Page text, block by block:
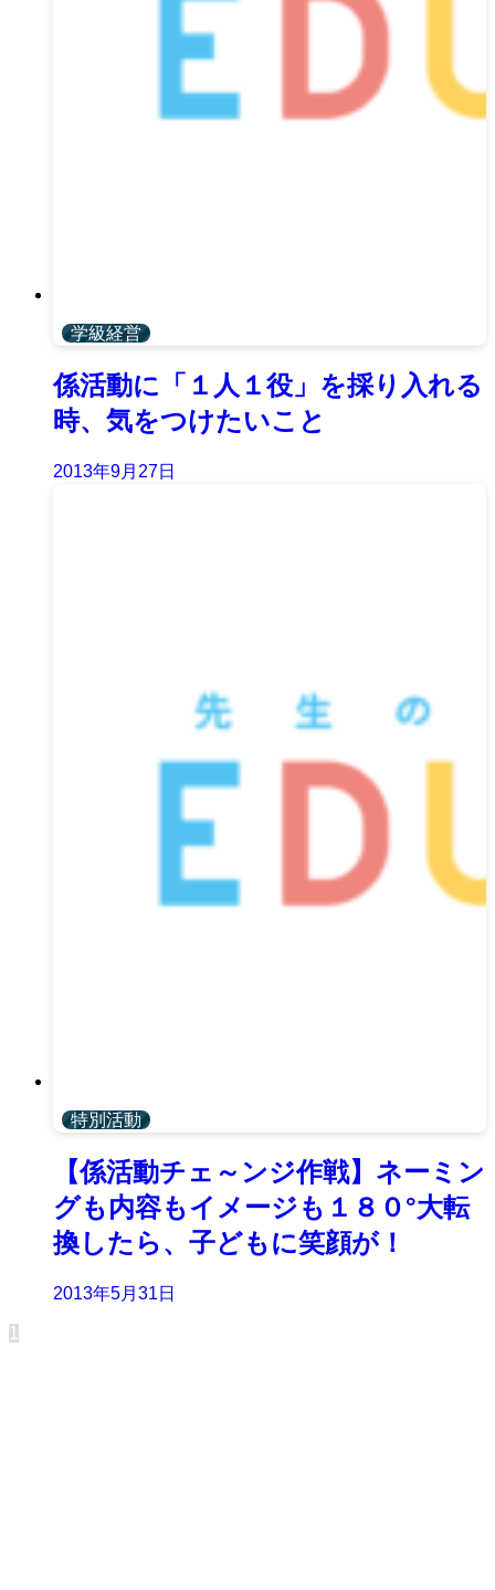
学級経営
係活動に「１人１役」を採り入れる
時、気をつけたいこと
2013年9月27日
特別活動
【係活動チェ～ンジ作戦】ネーミン
グも内容もイメージも１８０°大転
換したら、子どもに笑顔が！
2013年5月31日
1